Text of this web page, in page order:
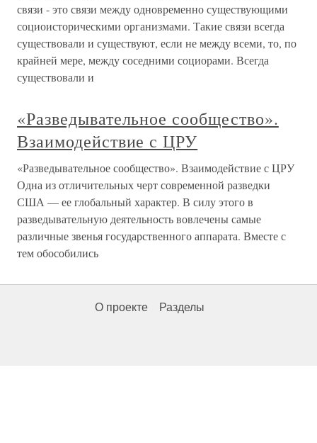
связи - это связи между одновременно существующими
социоисторическими организмами. Такие связи всегда
существовали и существуют, если не между всеми, то, по
крайней мере, между соседними социорами. Всегда
существовали и
«Разведывательное сообщество».
Взаимодействие с ЦРУ
«Разведывательное сообщество». Взаимодействие с ЦРУ
Одна из отличительных черт современной разведки
США — ее глобальный характер. В силу этого в
разведывательную деятельность вовлечены самые
различные звенья государственного аппарата. Вместе с
тем обособились
О проекте Разделы